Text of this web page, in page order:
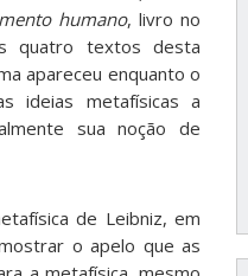
humano, livro no
quatro textos desta
apareceu enquanto o
ideias metafísicas a
sua noção de
de Leibniz, em
o apelo que as